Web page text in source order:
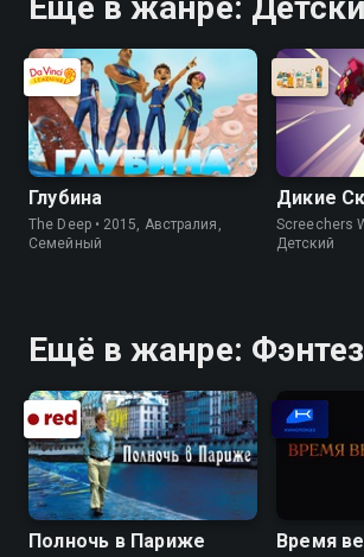
Глубина
The Deep • 2015, Австралия,
Cемейный
Дикие
Screechers
Детский
Ещё в жанре:
Полночь в Париже Время